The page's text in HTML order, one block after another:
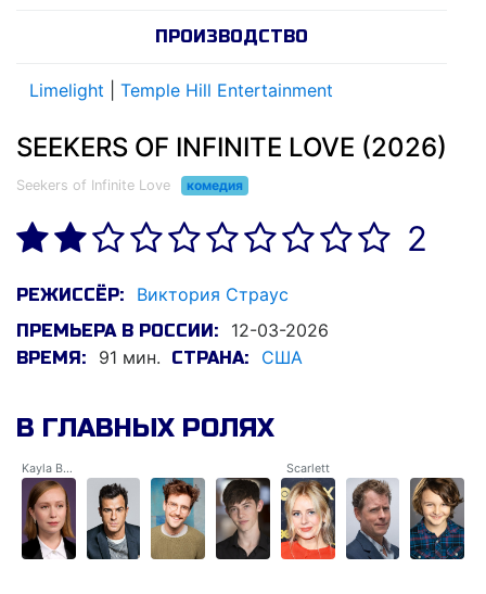
ПРОИЗВОДСТВО
Limelight Temple Hill Entertainment
SEEKERS OF INFINITE LOVE (2026)
Seekers of Infinite Love комедия
2
РЕЖИССЁР: Виктория Страус
ПРЕМЬЕРА В РОССИИ: 12-03-2026
ВРЕМЯ: 91 мин. СТРАНА: США
В ГЛАВНЫХ РОЛЯХ
Kayla Bachman Scarlett